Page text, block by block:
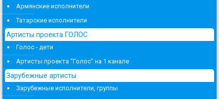
Армянские исполнители
Татарские исполнители
Артисты проекта ГОЛОС
Голос - дети
Артисты проекта "Голос" на 1 канале
Зарубежные артисты
Зарубежные исполнители, группы